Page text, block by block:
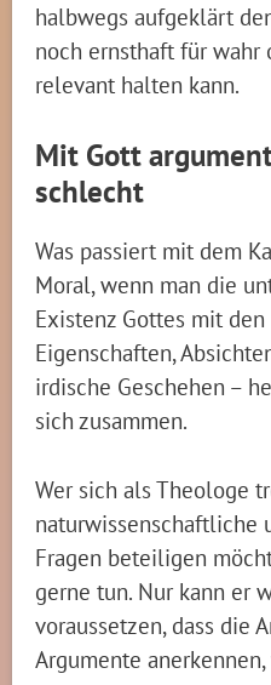
halbwegs aufgeklärt
noch ernsthaft für wahr
relevant halten kann.
Mit Gott
schlecht
Was passiert mit dem
Moral, wenn man die
Existenz Gottes mit
Eigenschaften,
irdische Geschehen –
sich zusammen.
Wer sich als Theologe
naturwissenschaftliche
Fragen beteiligen
gerne tun. Nur kann er
voraussetzen, dass die
Argumente